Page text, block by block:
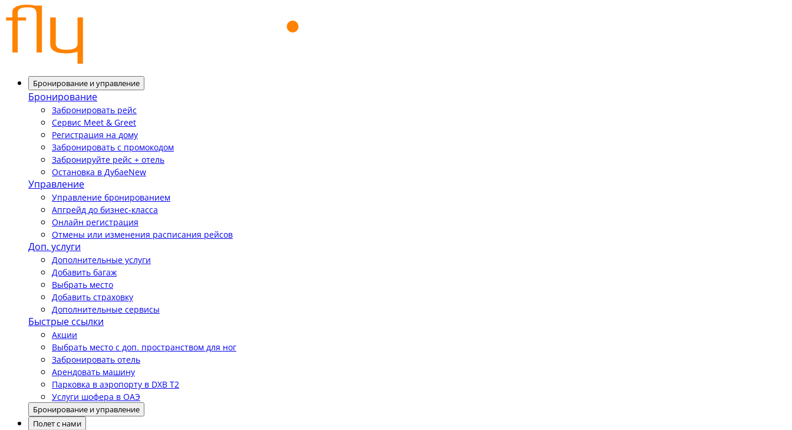
Бронирование и управление
Бронирование
Забронировать рейс
Сервис Meet & Greet
Регистрация на дому
Забронировать с промокодом
Забронируйте рейс + отель
Остановка в ДубаеNew
Управление
Управление бронированием
Апгрейд до бизнес-класса
Онлайн регистрация
Отмены или изменения расписания рейсов
Доп. услуги
Дополнительные услуги
Добавить багаж
Выбрать место
Добавить страховку
Дополнительные сервисы
Быстрые ссылки
Акции
Выбрать место с доп. пространством для ног
Забронировать отель
Арендовать машину
Парковка в аэропорту в DXB T2
Услуги шофера в ОАЭ
Бронирование и управление
Полет с нами